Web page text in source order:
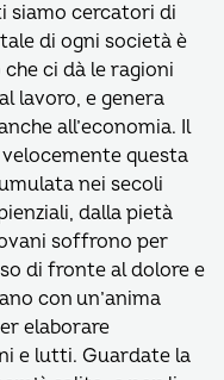
siamo cercatori di
di ogni società è
ci dà le ragioni
lavoro, e genera
all’economia. Il
questa
nei secoli
dalla pietà
soffrono per
di fronte al dolore e
con un’anima
elaborare
e lutti. Guardate la